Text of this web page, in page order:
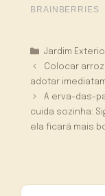
Categorias
Jardim
Colocar
adotar
A erva-das-
cuida sozinha:
ela ficará mais